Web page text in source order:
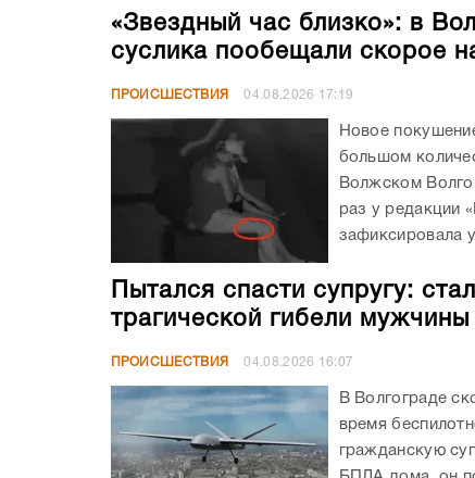
«Звездный час близко»: в
суслика пообещали скорое
ПРОИСШЕСТВИЯ 04.08.2026 17:19
Новое
большом
Волжском
раз у редакции
зафиксировала
Пытался спасти супругу:
трагической гибели
ПРОИСШЕСТВИЯ 04.08.2026 16:07
В Волгограде
время
гражданскую